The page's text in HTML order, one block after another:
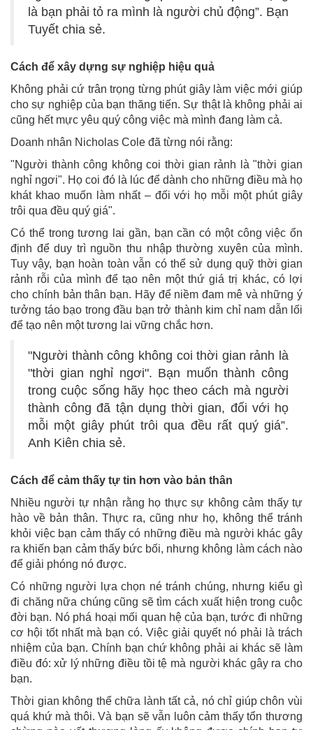
là bạn phải tỏ ra mình là người chủ động”. Bạn
Tuyết chia sẻ.
Cách để xây dựng sự nghiệp hiệu quả
Không phải cứ trân trọng từng phút giây làm việc mới giúp
cho sự nghiệp của bạn thăng tiến. Sự thật là không phải ai
cũng hết mực yêu quý công việc mà mình đang làm cả.
Doanh nhân Nicholas Cole đã từng nói rằng:
"Người thành công không coi thời gian rảnh là "thời gian
nghỉ ngơi". Họ coi đó là lúc để dành cho những điều mà họ
khát khao muốn làm nhất – đối với họ mỗi một phút giây
trôi qua đều quý giá".
Có thể trong tương lai gần, bạn cần có một công việc ổn
định để duy trì nguồn thu nhập thường xuyên của mình.
Tuy vậy, bạn hoàn toàn vẫn có thể sử dụng quỹ thời gian
rảnh rỗi của mình để tạo nên một thứ giá trị khác, có lợi
cho chính bản thân bạn. Hãy để niềm đam mê và những ý
tưởng táo bạo trong đầu bạn trở thành kim chỉ nam dẫn lối
để tạo nên một tương lai vững chắc hơn.
"Người thành công không coi thời gian rảnh là
"thời gian nghỉ ngơi". Bạn muốn thành công
trong cuộc sống hãy học theo cách mà người
thành công đã tận dụng thời gian, đối với họ
mỗi một giây phút trôi qua đều rất quý giá”.
Anh Kiên chia sẻ.
Cách để cảm thấy tự tin hơn vào bản thân
Nhiều người tự nhận rằng họ thực sự không cảm thấy tự
hào về bản thân. Thực ra, cũng như họ, không thể tránh
khỏi việc bạn cảm thấy có những điều mà người khác gây
ra khiến bạn cảm thấy bức bối, nhưng không làm cách nào
để giải phóng nó được.
Có những người lựa chọn né tránh chúng, nhưng kiểu gì
đi chăng nữa chúng cũng sẽ tìm cách xuất hiện trong cuộc
đời bạn. Nó phá hoại mối quan hệ của bạn, tước đi những
cơ hội tốt nhất mà bạn có. Việc giải quyết nó phải là trách
nhiệm của bạn. Chính bạn chứ không phải ai khác sẽ làm
điều đó: xử lý những điều tồi tệ mà người khác gây ra cho
bạn.
Thời gian không thể chữa lành tất cả, nó chỉ giúp chôn vùi
quá khứ mà thôi. Và bạn sẽ vẫn luôn cảm thấy tổn thương